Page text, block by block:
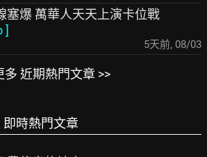
塞爆 萬華人天天上演卡位戰
]
5天前, 08/03
多 近期熱門文章 >>
即時熱門文章